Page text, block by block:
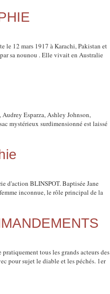
le 12 mars 1917 à Karachi, Pakistan et
sa nounou . Elle vivait en Australie
Esparza, Ashley Johnson,
mystérieux surdimensionné est laissé
d'action BLINSPOT. Baptisée Jane
inconnue, le rôle principal de la
tous les grands acteurs des
pour sujet le diable et les péchés. 1er